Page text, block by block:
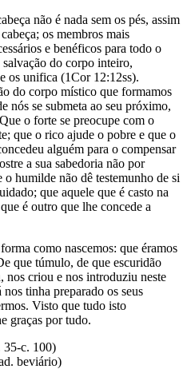
não é nada sem os pés, assim
os membros mais
e benéficos para todo o
do corpo inteiro,
os unifica (1Cor 12:12ss).
do corpo místico que formamos
nós se submeta ao seu próximo,
o forte se preocupe com o
que o rico ajude o pobre e que o
alguém para o compensar
a sua sabedoria não por
o humilde não dê testemunho de si
que aquele que é casto na
é outro que lhe concede a
como nascemos: que éramos
que túmulo, de que escuridão
criou e nos introduziu neste
tinha preparado os seus
Visto que tudo isto
graças por tudo.
35-c. 100)
beviário)